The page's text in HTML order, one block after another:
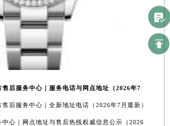
后服务中心｜服务电话与网点地址（2026年7
后服务中心｜全新地址电话（2026年7月最新）
心｜网点地址与售后热线权威信息公示（2026